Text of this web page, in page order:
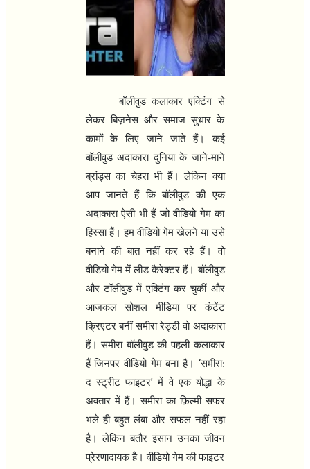
बॉलीवुड कलाकार एक्टिंग से
लेकर बिज़नेस और समाज सुधार के
कामों के लिए जाने जाते हैं। कई
बॉलीवुड अदाकारा दुनिया के जाने-माने
ब्रांड्स का चेहरा भी हैं। लेकिन क्या
आप जानते हैं कि बॉलीवुड की एक
अदाकारा ऐसी भी हैं जो वीडियो गेम का
हिस्सा हैं। हम वीडियो गेम खेलने या उसे
बनाने की बात नहीं कर रहे हैं। वो
वीडियो गेम में लीड कैरेक्टर हैं। बॉलीवुड
और टॉलीवुड में एक्टिंग कर चुकीं और
आजकल सोशल मीडिया पर कंटेंट
क्रिएटर बनीं समीरा रेड्डी वो अदाकारा
हैं। समीरा बॉलीवुड की पहली कलाकार
हैं जिनपर वीडियो गेम बना है। ‘समीरा:
द स्ट्रीट फाइटर’में वे एक योद्धा के
अवतार में हैं। समीरा का फ़िल्मी सफर
भले ही बहुत लंबा और सफल नहीं रहा
है। लेकिन बतौर इंसान उनका जीवन
प्रेरणादायक है। वीडियो गेम की फाइटर